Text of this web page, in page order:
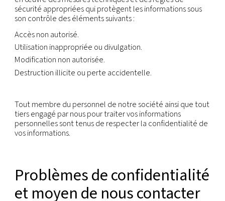
Vos droits
Vous avez le droit d'obtenir, sans contrainte, dans
délais raisonnables et sans dépense ou retard
une copie de toutes les données traitées vous
Vous avez le droit de rectifier ou de mettre à jour
inexactes ou qui ne seraient plus à jour.
Vous avez le droit d'effacer vos données à
personnel.
ne soit requis par la loi. Lorsque l'opposition est
traitement doit cesser.
Vous avez le droit de demander la portabilité